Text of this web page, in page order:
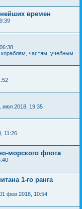
времен
частям, учебным
июл 2018, 19:35
11:26
морского флота
1-го ранга
фев 2018, 10:54